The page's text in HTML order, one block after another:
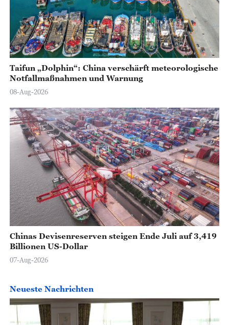
Taifun „Dolphin“: China verschärft meteorologische
Notfallmaßnahmen und Warnung
08-Aug-2026
Chinas Devisenreserven steigen Ende Juli auf 3,419
Billionen US-Dollar
07-Aug-2026
Neueste Nachrichten